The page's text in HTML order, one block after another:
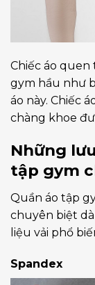
Chiếc áo
gym hầu như
áo này. Chiếc
chàng khoe
Những
tập gym
Quần áo tập
chuyên biệt
liệu vải phổ
Spandex